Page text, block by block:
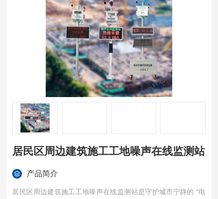
居民区周边建筑施工工地噪声在线监测站
产品简介
居民区周边建筑施工工地噪声在线监测站是守护城市宁静的 “电